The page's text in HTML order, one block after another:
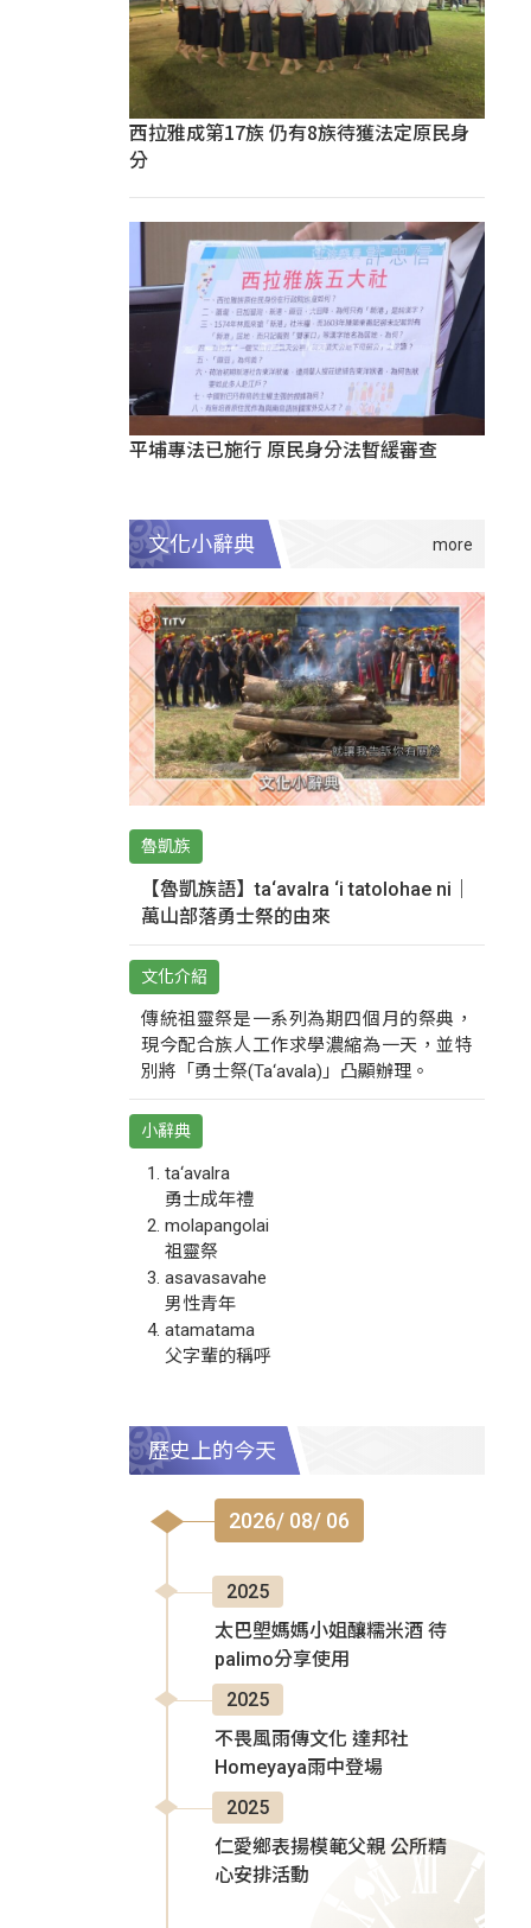
西拉雅成第17族 仍有8族待獲法定原民身
分
平埔專法已施行 原民身分法暫緩審查
文化小辭典
魯凱族
【魯凱族語】ta‘avalra ‘i tatolohae ni｜
萬山部落勇士祭的由來
文化介紹
傳統祖靈祭是一系列為期四個月的祭典，
現今配合族人工作求學濃縮為一天，並特
別將「勇士祭(Ta‘avala)」凸顯辦理。
小辭典
ta‘avalra
勇士成年禮
molapangolai
祖靈祭
asavasavahe
男性青年
atamatama
父字輩的稱呼
歷史上的今天
2026/ 08/ 06
2025
太巴塱媽媽小姐釀糯米酒 待
palimo分享使用
2025
不畏風雨傳文化 達邦社
Homeyaya雨中登場
2025
仁愛鄉表揚模範父親 公所精
心安排活動